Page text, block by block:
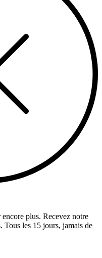
plus. Recevez notre
Tous les 15 jours, jamais de